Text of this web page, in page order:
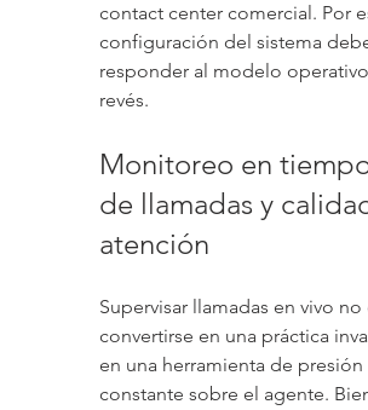
contact center comercial. Por
configuración del sistema
responder al modelo
revés.
Monitoreo en
de llamadas y
atención
Supervisar llamadas en vivo
convertirse en una práctica
en una herramienta de presión
constante sobre el agente.